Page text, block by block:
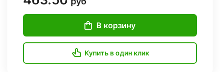
В корзину
Купить в один клик